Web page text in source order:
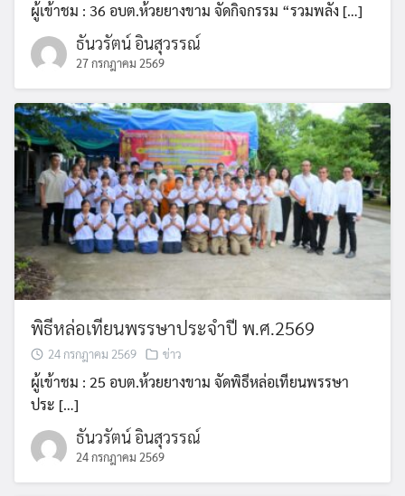
Search
for:
ผู้เข้าชม : 36 อบต.ห้วยยางขาม จัดกิจกรรม “รวมพลัง […]
ธันวรัตน์ อินสุวรรณ์
27 กรกฎาคม 2569
พิธีหล่อเทียนพรรษาประจำปี พ.ศ.2569
24 กรกฎาคม 2569 ข่าว
ผู้เข้าชม : 25 อบต.ห้วยยางขาม จัดพิธีหล่อเทียนพรรษา
ประ […]
ธันวรัตน์ อินสุวรรณ์
24 กรกฎาคม 2569